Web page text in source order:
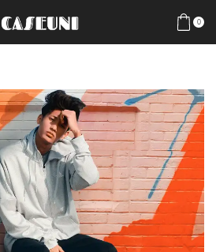
0